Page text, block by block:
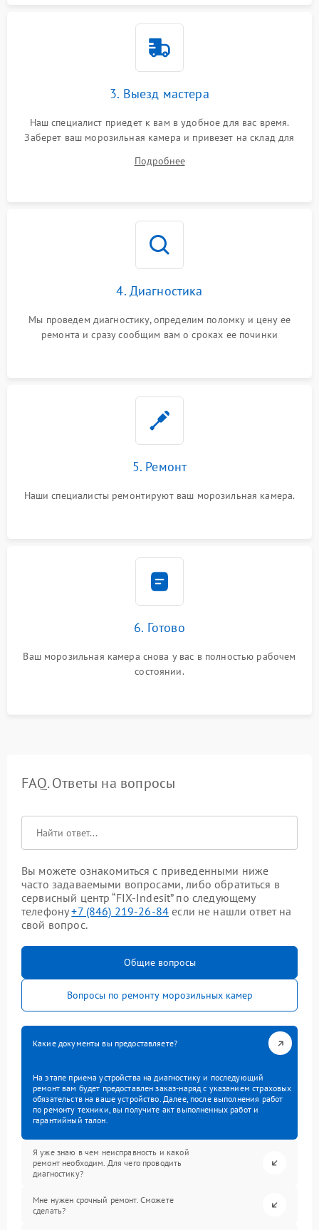
3. Выезд мастера
Наш специалист приедет к вам в удобное для вас время.
Заберет ваш морозильная камера и привезет на склад для
Подробнее
4. Диагностика
Мы проведем диагностику, определим поломку и цену ее
ремонта и сразу сообщим вам о сроках ее починки
5. Ремонт
Наши специалисты ремонтируют ваш морозильная камера.
6. Готово
Ваш морозильная камера снова у вас в полностью рабочем
состоянии.
FAQ. Ответы на вопросы
Вы можете ознакомиться с приведенными ниже
часто задаваемыми вопросами, либо обратиться в
сервисный центр “FIX-Indesit” по следующему
телефону+7 (846) 219-26-84 если не нашли ответ на
свой вопрос.
Общие вопросы
Вопросы по ремонту морозильных камер
Какие документы вы предоставляете?
На этапе приема устройства на диагностику и последующий
ремонт вам будет предоставлен заказ-наряд с указанием страховых
обязательств на ваше устройство. Далее, после выполнения работ
по ремонту техники, вы получите акт выполненных работ и
гарантийный талон.
Я уже знаю в чем неисправность и какой
ремонт необходим. Для чего проводить
диагностику?
Мне нужен срочный ремонт. Сможете
сделать?